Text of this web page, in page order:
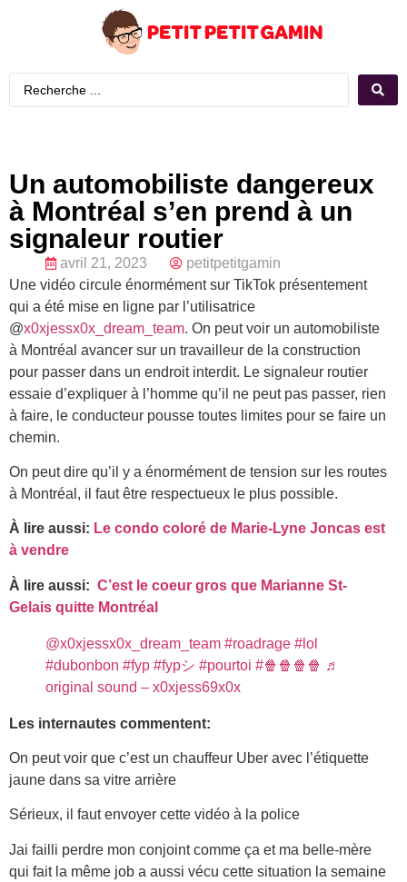
Un automobiliste dangereux
à Montréal s’en prend à un
signaleur routier
avril 21, 2023
petitpetitgamin
Une vidéo circule énormément sur TikTok présentement
qui a été mise en ligne par l’utilisatrice
@x0xjessx0x_dream_team. On peut voir un automobiliste
à Montréal avancer sur un travailleur de la construction
pour passer dans un endroit interdit. Le signaleur routier
essaie d’expliquer à l’homme qu’il ne peut pas passer, rien
à faire, le conducteur pousse toutes limites pour se faire un
chemin.
On peut dire qu’il y a énormément de tension sur les routes
à Montréal, il faut être respectueux le plus possible.
À lire aussi: Le condo coloré de Marie-Lyne Joncas est
à vendre
À lire aussi: C’est le coeur gros que Marianne St-
Gelais quitte Montréal
@x0xjessx0x_dream_team #roadrage #lol
#dubonbon #fyp #fypシ #pourtoi #🍿🍿🍿🍿 ♬
original sound – x0xjess69x0x
Les internautes commentent:
On peut voir que c’est un chauffeur Uber avec l’étiquette
jaune dans sa vitre arrière
Sérieux, il faut envoyer cette vidéo à la police
Jai failli perdre mon conjoint comme ça et ma belle-mère
qui fait la même job a aussi vécu cette situation la semaine